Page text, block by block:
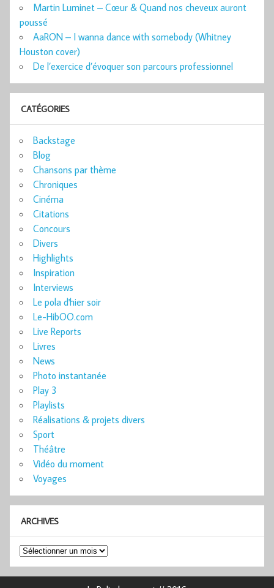
Martin Luminet – Cœur & Quand nos cheveux auront
poussé
AaRON – I wanna dance with somebody (Whitney
Houston cover)
De l’exercice d’évoquer son parcours professionnel
CATÉGORIES
Backstage
Blog
Chansons par thème
Chroniques
Cinéma
Citations
Concours
Divers
Highlights
Inspiration
Interviews
Le pola d'hier soir
Le-HibOO.com
Live Reports
Livres
News
Photo instantanée
Play 3
Playlists
Réalisations & projets divers
Sport
Théâtre
Vidéo du moment
Voyages
ARCHIVES
Archives